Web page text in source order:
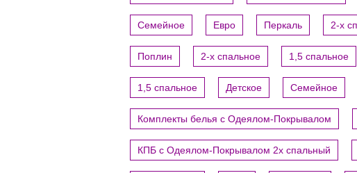
Семейное Евро Перкаль 2-х
Поплин 2-х спальное 1,5 спальное
1,5 спальное Детское Семейное
Комплекты белья с Одеялом-Покрывалом
КПБ с Одеялом-Покрывалом 2х спальный